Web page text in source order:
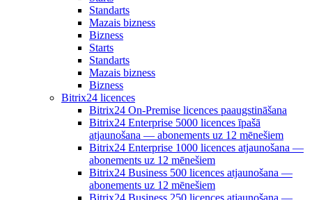
Standarts
Mazais bizness
Bizness
Starts
Standarts
Mazais bizness
Bizness
Bitrix24 licences
Bitrix24 On-Premise licences paaugstināšana
Bitrix24 Enterprise 5000 licences īpašā
atjaunošana — abonements uz 12 mēnešiem
Bitrix24 Enterprise 1000 licences atjaunošana —
abonements uz 12 mēnešiem
Bitrix24 Business 500 licences atjaunošana —
abonements uz 12 mēnešiem
Bitrix24 Business 250 licences atjaunošana —